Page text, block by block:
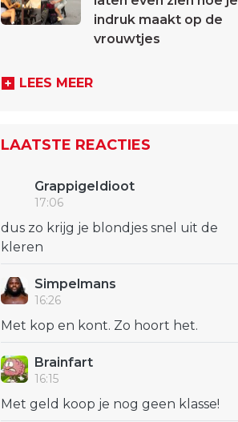
indruk maakt op de
vrouwtjes
LEES MEER
LAATSTE REACTIES
GrappigeIdioot
17:06
dus zo krijg je blondjes snel uit de
kleren
Simpelmans
16:26
Met kop en kont. Zo hoort het.
Brainfart
16:15
Met geld koop je nog geen klasse!